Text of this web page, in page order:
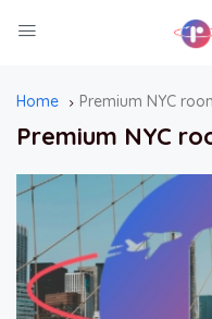
Home Premium NYC
Premium NYC